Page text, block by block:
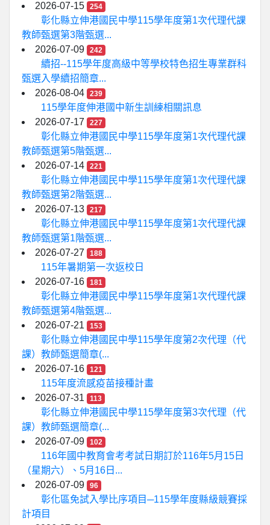
2026-07-15
254
彰化縣立伸港國民中學115學年度第1次代理代課
教師甄選第3階甄選...
2026-07-09
242
續招--115學年度高級中等學校特色招生專業群科
甄選入學續招簡章...
2026-08-04
239
115學年度伸港國中新生訓練相關訊息
2026-07-17
227
彰化縣立伸港國民中學115學年度第1次代理代課
教師甄選第5階甄選...
2026-07-14
221
彰化縣立伸港國民中學115學年度第1次代理代課
教師甄選第2階甄選...
2026-07-13
217
彰化縣立伸港國民中學115學年度第1次代理代課
教師甄選第1階甄選...
2026-07-27
188
115年暑期第一次返校日
2026-07-16
181
彰化縣立伸港國民中學115學年度第1次代理代課
教師甄選第4階甄選...
2026-07-21
153
彰化縣立伸港國民中學115學年度第2次代理（代
課）教師甄選簡章(...
2026-07-16
121
115年度流感疫苗接種計畫
2026-07-31
113
彰化縣立伸港國民中學115學年度第3次代理（代
課）教師甄選簡章(...
2026-07-09
102
116年國中教育會考考試日期訂於116年5月15日
（星期六）、5月16日...
2026-07-09
96
彰化區免試入學比序項目─115學年度縣級競賽採
計項目